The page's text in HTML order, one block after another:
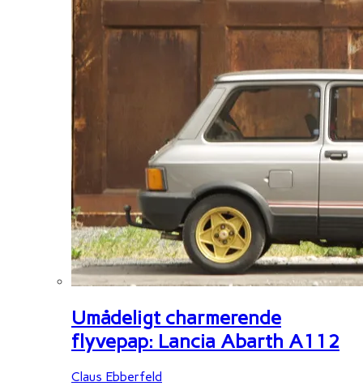
Umådeligt charmerende
flyvepap: Lancia Abarth A112
Claus Ebberfeld